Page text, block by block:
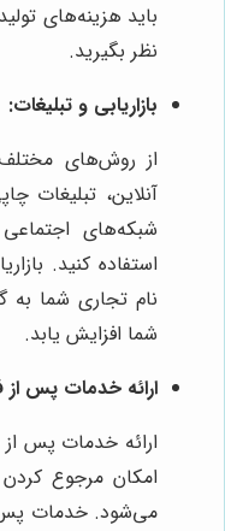
باید هزینه‌های
نظر بگیرید.
بازاریابی و تبلیغات:
از روش‌های مختلف
آنلاین، تبلیغات
شبکه‌های
استفاده کنید.
نام تجاری شما
شما افزایش یابد.
ارائه خدمات پس
ارائه خدمات پس
امکان مرجوع
می‌شود. خدمات پس